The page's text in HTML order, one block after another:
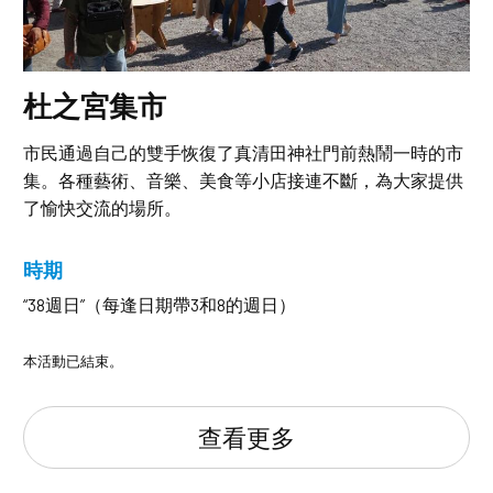
杜之宮集市
市民通過自己的雙手恢復了真清田神社門前熱鬧一時的市
集。各種藝術、音樂、美食等小店接連不斷，為大家提供
了愉快交流的場所。
時期
“38週日”（每逢日期帶3和8的週日）
本活動已結束。
查看更多